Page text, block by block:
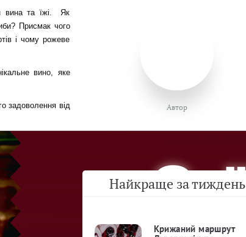
вина та їжі. Як
Присмак чого
і чому рожеве
вино, яке
задоволення від
Автор
Найкраще за тиждень
Крижаний маршрут